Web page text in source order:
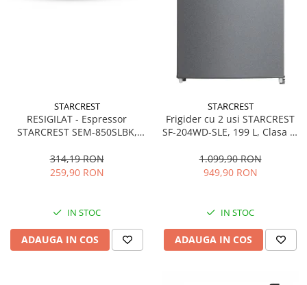
STARCREST
RESIGILAT - Espressor
STARCREST SEM-850SLBK,
detasabil 1.5L, dispozitiv
spumare, filtru dublu din
314,19 RON
259,90 RON
IN STOC
ADAUGA IN COS
STARCREST
Frigider cu 2 usi STARCREST
SF-204WD-SLE, 199 L, Clasa E,
Termostat Ajustabil, Usi
reversibile, H 143 cm, Argintiu
1.099,90 RON
949,90 RON
IN STOC
ADAUGA IN COS